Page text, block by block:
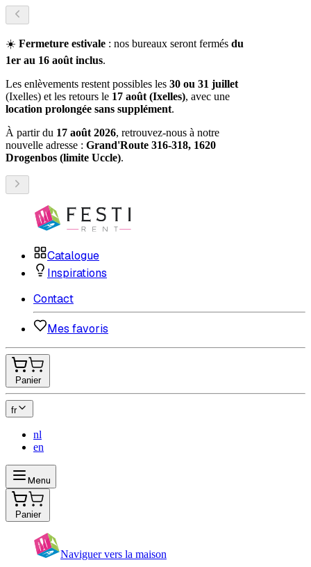
☀️ Fermeture estivale : nos bureaux seront fermés du
1er au 16 août inclus.
Les enlèvements restent possibles les 30 ou 31 juillet
(Ixelles) et les retours le 17 août (Ixelles), avec une
location prolongée sans supplément.
À partir du 17 août 2026, retrouvez-nous à notre
nouvelle adresse : Grand'Route 316-318, 1620
Drogenbos (limite Uccle).
Catalogue
Inspirations
Contact
Mes favoris
Panier
fr
nl
en
Menu
Panier
Naviguer vers la maison